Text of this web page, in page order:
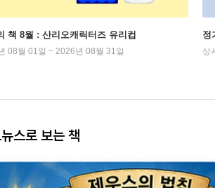
책 8월 : 산리오캐릭터즈 유리컵
08월 01일 ~ 2026년 08월 31일
정
상
스로 보는 책